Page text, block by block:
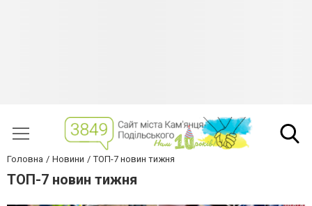
Головна Новини ТОП-7 новин тижня
ТОП-7 новин тижня